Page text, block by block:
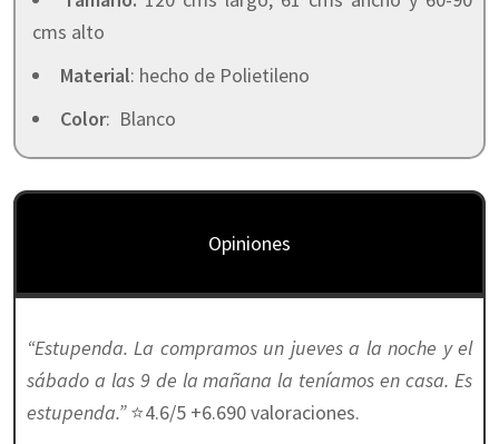
cms alto
Material: hecho de Polietileno
Color: Blanco
Opiniones
“Estupenda. La compramos un jueves a la noche y el
sábado a las 9 de la mañana la teníamos en casa. Es
estupenda.”⭐4.6/5 +6.690 valoraciones.